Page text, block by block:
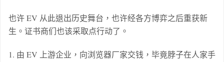
也许 EV 从此退出历史舞台，也许经各方博弈之后重获新
生。证书商们也该采取点行动了。
由 EV 上游企业，向浏览器厂家交钱，毕竟脖子在人家手